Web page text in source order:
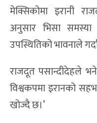
मेक्सिकोमा इरानी
अनुसार भिसा
उपस्थितिको भावनाले
राजदूत पसान्दीदेहले
विश्वकपमा इरानको
खोज्दै छ।’